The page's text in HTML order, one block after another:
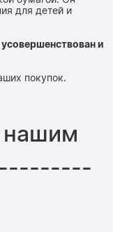
для детей и
и
покупок.
нашим